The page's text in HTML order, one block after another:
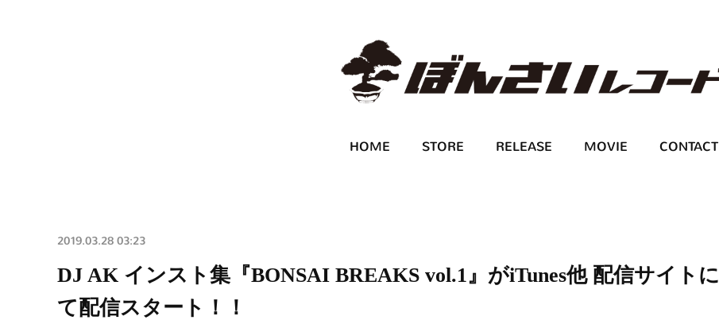
HOME STORE RELEASE MOVIE CONTACT
2019.03.28 03:23
DJ AK インスト集『BONSAI BREAKS vol.1』がiTunes他 配信サイトに
て配信スタート！！